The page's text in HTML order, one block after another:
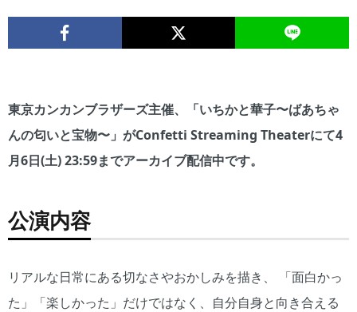
東京カンカンブラザーズ主催、「いちかと華子〜ばあちゃ
んの匂いと宝物〜」がConfetti Streaming Theaterにて4
月6日(土) 23:59までアーカイブ配信中です。
公演内容
リアルな日常にある切なさやおかしみを描き、 「面白かっ
た」「楽しかった」だけではなく、自分自身と向き合える